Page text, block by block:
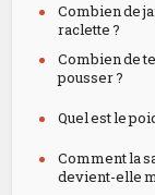
Combien de
raclette ?
Combien de
pousser ?
Quel est le
Comment la
devient-elle